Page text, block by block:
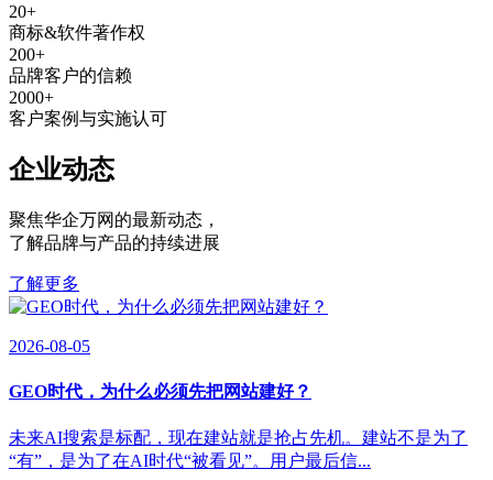
20+
商标&软件著作权
200+
品牌客户的信赖
2000+
客户案例与实施认可
企业动态
聚焦华企万网的最新动态 ，
了解品牌与产品的持续进展
了解更多
2026-08-05
GEO时代，为什么必须先把网站建好？
未来AI搜索是标配，现在建站就是抢占先机。建站不是为了
“有”，是为了在AI时代“被看见”。用户最后信...